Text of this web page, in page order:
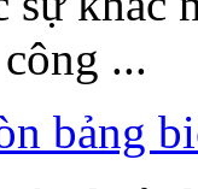
...
bảng